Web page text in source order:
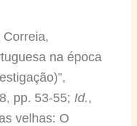
Correia,
na época
pp. 53-55; Id.,
velhas: O